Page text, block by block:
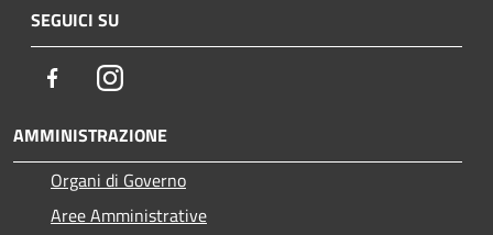
SEGUICI SU
FacebookInstagram
AMMINISTRAZIONE
Organi di Governo
Aree Amministrative